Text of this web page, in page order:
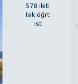
578 ileti
tek.öğrt
ist